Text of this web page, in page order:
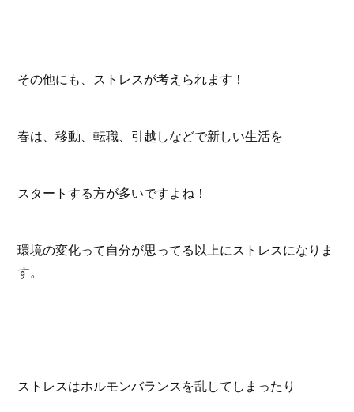
その他にも、ストレスが考えられます！
春は、移動、転職、引越しなどで新しい生活を
スタートする方が多いですよね！
環境の変化って自分が思ってる以上にストレスになりま
す。
ストレスはホルモンバランスを乱してしまったり